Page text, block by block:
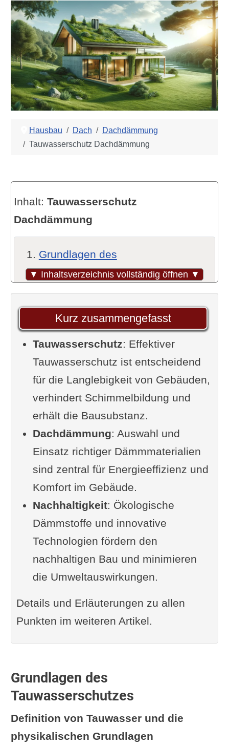
Hausbau Dach
Dachdämmung
Tauwasserschutz Dachdämmung
▼ Inhaltsverzeichnis vollständig öffnen ▼
Inhalt: Tauwasserschutz
Dachdämmung
Grundlagen des
Tauwasserschutzes
Schematischer Aufbau einer
Dachdämmung mit
Tauwasserschutz
Planung und Umsetzung des
Tauwasserschutzes
Analyse und Berechnung des
Tauwasserausfalls
Planungsgrundsätze für
effektiven Tauwasserschutz
Normen und Richtlinien
Materialien und Technologien der
Dachdämmung
Erläuterungen im Video
Grundlegendes Video zur
Dachdämmung
Dampfsperre versus
Dampfbremse
Dampfbremsfolie korrekt
Problembehandlung und
Sanierung
Neueste Forschungsergebnisse
und Trends
Kurz zusammengefasst
Tauwasserschutz: Effektiver
Tauwasserschutz ist entscheidend
für die Langlebigkeit von Gebäuden,
verhindert Schimmelbildung und
erhält die Bausubstanz.
Dachdämmung: Auswahl und
Einsatz richtiger Dämmmaterialien
sind zentral für Energieeffizienz und
Komfort im Gebäude.
Nachhaltigkeit: Ökologische
Dämmstoffe und innovative
Technologien fördern den
nachhaltigen Bau und minimieren
die Umweltauswirkungen.
Details und Erläuterungen zu allen
Punkten im weiteren Artikel.
Grundlagen des
Tauwasserschutzes
Definition von Tauwasser und die
physikalischen Grundlagen